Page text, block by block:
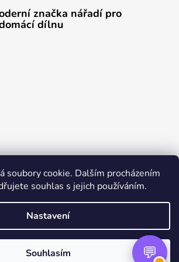
soubory cookie. Dalším procházením
souhlas s jejich používáním.
Nastavení
Souhlasím
značka nářadí pro
dílnu
ověřování recenzí
Vytvořil Shoptet Premium
nasenaradi.cz . Všechna práva